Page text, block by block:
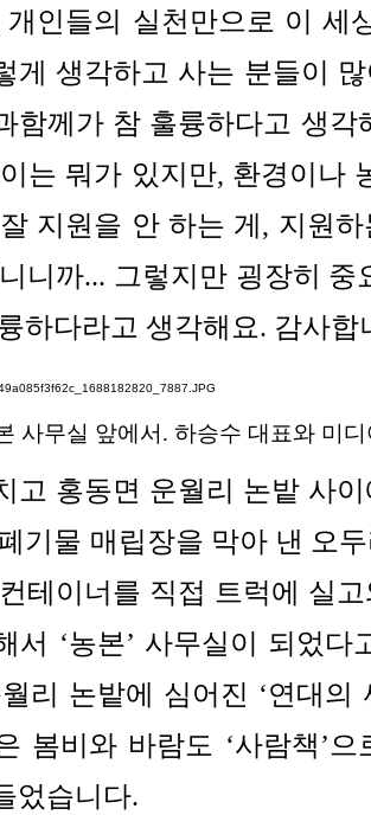
개인들의 실천만으로 이 세
게 생각하고 사는 분들이
함께가 참 훌륭하다고 생각
는 뭐가 있지만, 환경이나
지원을 안 하는 게, 지원
니까... 그렇지만 굉장히
하다라고 생각해요. 감사합
사무실 앞에서. 하승수 대표와 미
고 홍동면 운월리 논밭 사
기물 매립장을 막아 낸 오
테이너를 직접 트럭에 실
서 ‘농본’ 사무실이 되었다
리 논밭에 심어진 ‘연대의
봄비와 바람도 ‘사람책’
었습니다.